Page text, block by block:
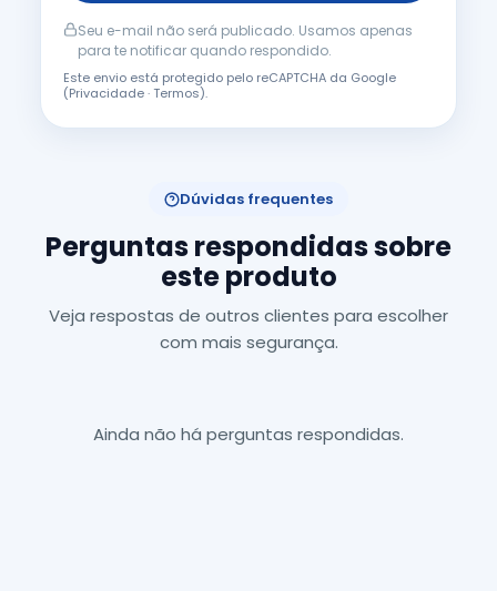
Seu e-mail não será publicado. Usamos apenas
para te notificar quando respondido.
Este envio está protegido pelo reCAPTCHA da Google
(Privacidade·Termos).
Dúvidas frequentes
Perguntas respondidas sobre
este produto
Veja respostas de outros clientes para escolher
com mais segurança.
Ainda não há perguntas respondidas.